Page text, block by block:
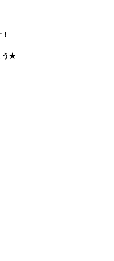
う★